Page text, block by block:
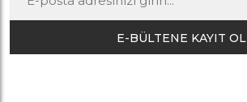
E-BÜLTENE KAYIT OL